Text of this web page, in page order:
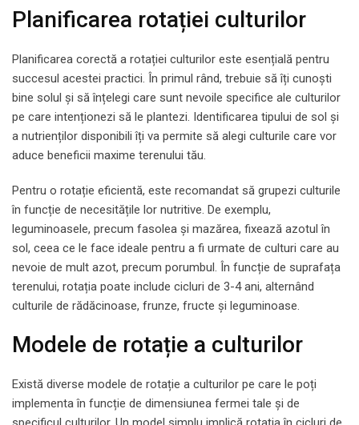
Planificarea rotației culturilor
Planificarea corectă a rotației culturilor este esențială pentru
succesul acestei practici. În primul rând, trebuie să îți cunoști
bine solul și să înțelegi care sunt nevoile specifice ale culturilor
pe care intenționezi să le plantezi. Identificarea tipului de sol și
a nutrienților disponibili îți va permite să alegi culturile care vor
aduce beneficii maxime terenului tău.
Pentru o rotație eficientă, este recomandat să grupezi culturile
în funcție de necesitățile lor nutritive. De exemplu,
leguminoasele, precum fasolea și mazărea, fixează azotul în
sol, ceea ce le face ideale pentru a fi urmate de culturi care au
nevoie de mult azot, precum porumbul. În funcție de suprafața
terenului, rotația poate include cicluri de 3-4 ani, alternând
culturile de rădăcinoase, frunze, fructe și leguminoase.
Modele de rotație a culturilor
Există diverse modele de rotație a culturilor pe care le poți
implementa în funcție de dimensiunea fermei tale și de